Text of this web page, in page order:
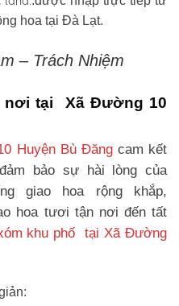
hoa tại Đà Lạt.
– Trách Nhiệm
nơi tại Xã Đường 10
Huyện Bù Đăngcam kết
bảo sự hài lòng của
giao hoa rộng khắp,
hoa tươi tận nơi đến tất
khu phố tại Xã Đường